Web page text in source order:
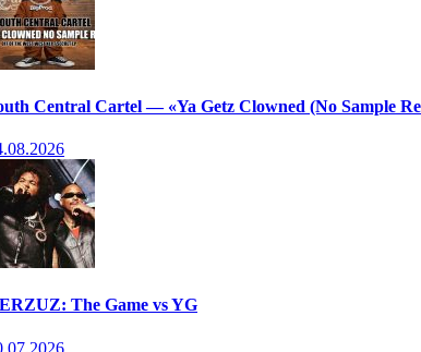
Central Cartel — «Ya Getz Clowned (No Sample
The Game vs YG